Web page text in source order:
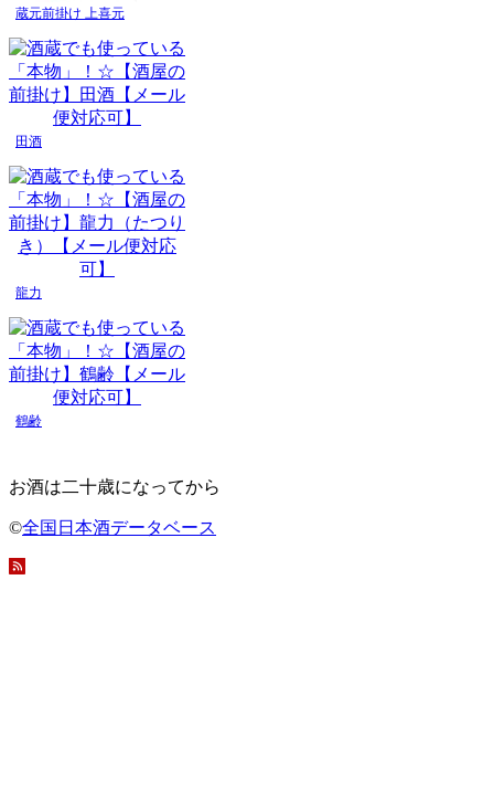
蔵元前掛け 上喜元
田酒
龍力
鶴齢
お酒は二十歳になってから
©全国日本酒データベース